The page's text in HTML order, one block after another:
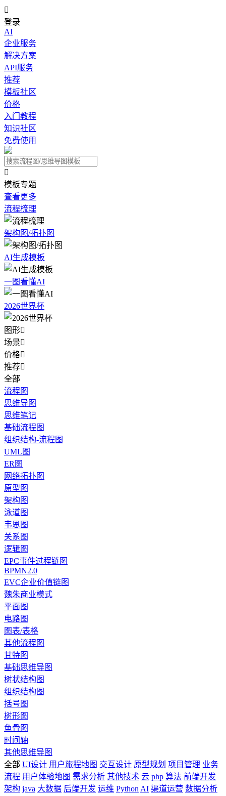

登录
AI
企业服务
解决方案
API服务
推荐
模板社区
价格
入门教程
知识社区
免费使用

模板专题
查看更多
流程梳理
架构图/拓扑图
AI生成模板
一图看懂AI
2026世界杯
图形
场景
价格
推荐
全部
流程图
思维导图
思维笔记
基础流程图
组织结构-流程图
UML图
ER图
网络拓扑图
原型图
架构图
泳道图
韦恩图
关系图
逻辑图
EPC事件过程链图
BPMN2.0
EVC企业价值链图
魏朱商业模式
平面图
电路图
图表/表格
其他流程图
甘特图
基础思维导图
树状结构图
组织结构图
括号图
树形图
鱼骨图
时间轴
其他思维导图
全部 UI设计 用户旅程地图 交互设计 原型规划 项目管理 业务
流程 用户体验地图 需求分析 其他技术 云 php 算法 前端开发
架构 java 大数据 后端开发 运维 Python AI 渠道运营 数据分析